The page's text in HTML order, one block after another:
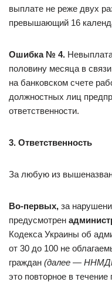
выплате не реже двух
превышающий 16
Ошибка № 4.
половину месяца в
на банковском счете
должностных лиц
ответственности.
3. Ответственность
За любую из
Во-первых, за
предусмотрен
Кодекса Украины об
от 30 до 100 не
граждан (далее —
это повторное в